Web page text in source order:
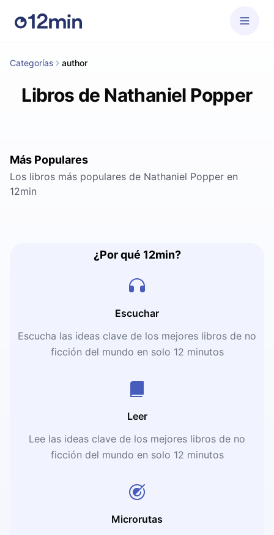
Categorías author
Libros de Nathaniel Popper
Más Populares
Los libros más populares de Nathaniel Popper en
12min
¿Por qué 12min?
Escuchar
Escucha las ideas clave de los mejores libros de no
ficción del mundo en solo 12 minutos
Leer
Lee las ideas clave de los mejores libros de no
ficción del mundo en solo 12 minutos
Microrutas